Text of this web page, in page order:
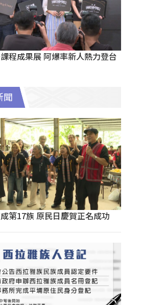
程成果展 阿爆率新人熱力登台
聞
第17族 原民日慶賀正名成功